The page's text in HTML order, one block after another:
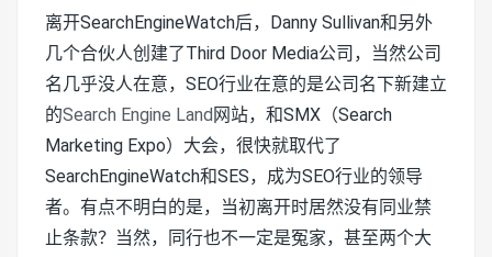
离开SearchEngineWatch后，Danny Sullivan和另外
几个合伙人创建了Third Door Media公司，当然公司
名几乎没人在意，SEO行业在意的是公司名下新建立
的Search Engine Land网站，和SMX（Search
Marketing Expo）大会，很快就取代了
SearchEngineWatch和SES，成为SEO行业的领导
者。有点不明白的是，当初离开时居然没有同业禁
止条款？当然，同行也不一定是冤家，甚至两个大